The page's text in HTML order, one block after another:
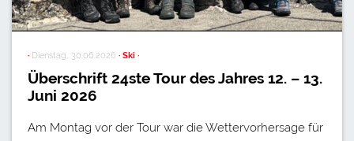
· Dienstag, 30.06.2026 · Ski ·
Überschrift 24ste Tour des Jahres 12. – 13.
Juni 2026
Am Montag vor der Tour war die Wettervorhersage für